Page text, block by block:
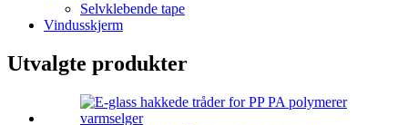
Selvklebende tape
Vindusskjerm
Utvalgte produkter